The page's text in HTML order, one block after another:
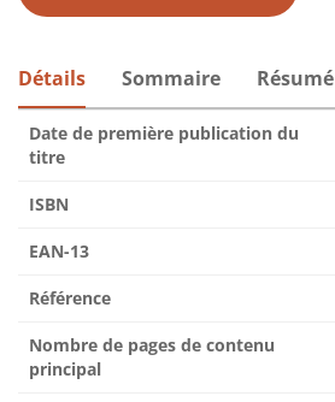
Détails Sommaire Résumé
Date de première publication du
titre
ISBN
EAN-13
Référence
Nombre de pages de contenu
principal